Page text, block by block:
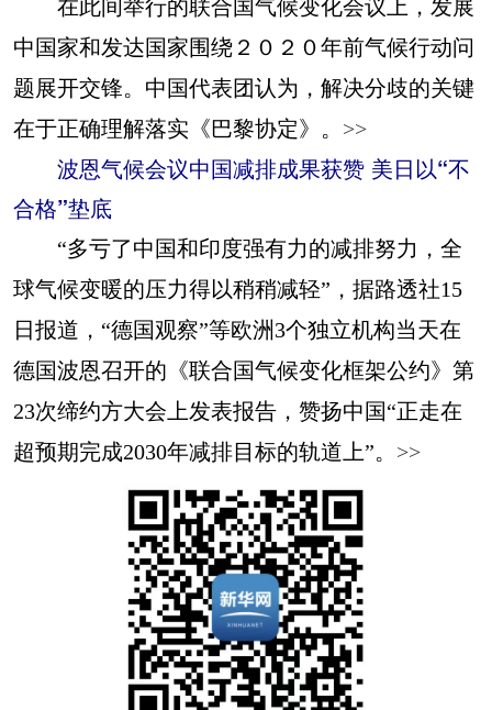
在此间举行的联合国气候变化会议上，发展
中国家和发达国家围绕２０２０年前气候行动问
题展开交锋。中国代表团认为，解决分歧的关键
在于正确理解落实《巴黎协定》。 >>
波恩气候会议中国减排成果获赞 美日以“不
合格”垫底
“多亏了中国和印度强有力的减排努力，全
球气候变暖的压力得以稍稍减轻”，据路透社15
日报道，“德国观察”等欧洲3个独立机构当天在
德国波恩召开的《联合国气候变化框架公约》第
23次缔约方大会上发表报告，赞扬中国“正走在
超预期完成2030年减排目标的轨道上”。 >>